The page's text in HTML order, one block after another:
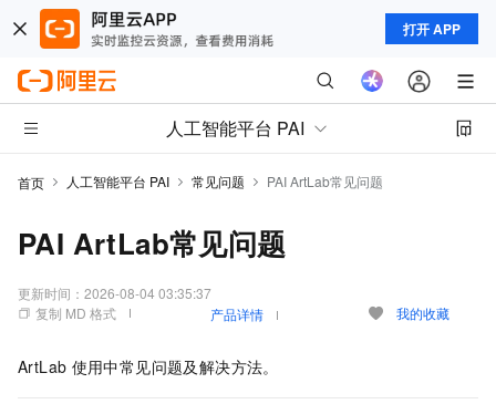
打开 APP
人工智能平台 PAI
首页 人工智能平台 PAI 常见问题 PAI ArtLab常见问题
PAI ArtLab常见问题
更新时间： 2026-08-04 03:35:37
复制 MD 格式
产品详情 我的收藏
ArtLab 使用中常见问题及解决方法。